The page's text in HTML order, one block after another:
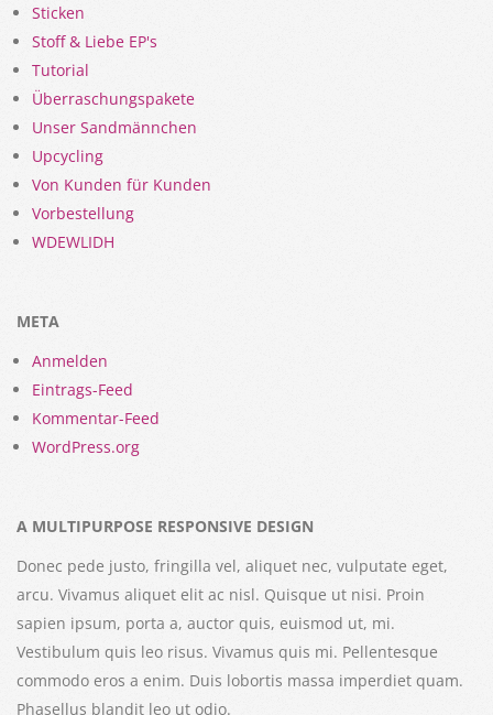
Sticken
Stoff & Liebe EP's
Tutorial
Überraschungspakete
Unser Sandmännchen
Upcycling
Von Kunden für Kunden
Vorbestellung
WDEWLIDH
META
Anmelden
Eintrags-Feed
Kommentar-Feed
WordPress.org
A MULTIPURPOSE RESPONSIVE DESIGN
Donec pede justo, fringilla vel, aliquet nec, vulputate eget,
arcu. Vivamus aliquet elit ac nisl. Quisque ut nisi. Proin
sapien ipsum, porta a, auctor quis, euismod ut, mi.
Vestibulum quis leo risus. Vivamus quis mi. Pellentesque
commodo eros a enim. Duis lobortis massa imperdiet quam.
Phasellus blandit leo ut odio.